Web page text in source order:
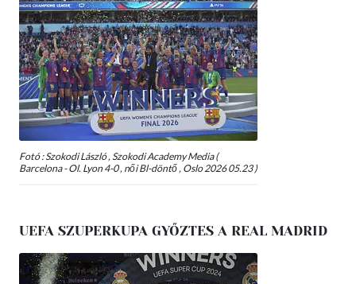
Fotó : Szokodi László , Szokodi Academy Media (
Barcelona - Ol. Lyon 4-0 , női Bl-döntő , Oslo 2026 05.23 )
UEFA SZUPERKUPA GYŐZTES A REAL MADRID